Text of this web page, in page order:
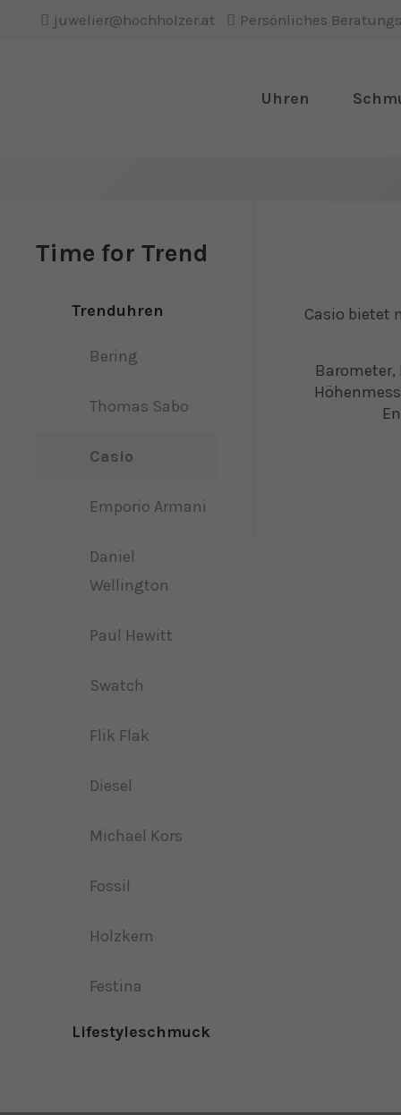
Anmelden
Register|Lost your
Lorem ipsum dolor sit
We offer support for
customers
juwelier@hochholzer.at Persönliches
Uhren
Casio bietet
Time for Trend
Trenduhren
Bering
Thomas Sabo
Casio
Emporio Armani
Daniel
Wellington
Paul Hewitt
Swatch
Flik Flak
Diesel
Michael Kors
Fossil
Holzkern
Festina
Lifestyleschmuck